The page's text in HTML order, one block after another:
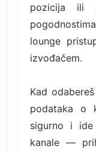
pozicija ili
lounge
izvođačem.
Kad
podataka o
sigurno i ide
kanale —